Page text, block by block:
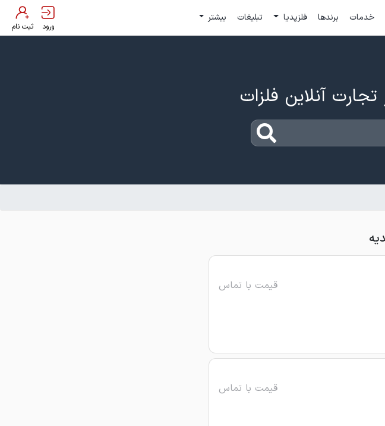
خدمات برندها فلزپدیا تبلیغات بیشتر
ورود ثبت نام
قیمت با تماس
قیمت با تماس